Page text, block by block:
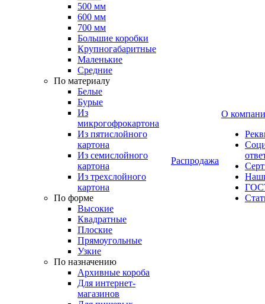
500 мм
600 мм
700 мм
Большие коробки
Крупногабаритные
Маленькие
Средние
По материалу
Белые
Бурые
Из
микрогофрокартона
Из пятислойного
картона
Из семислойного
картона
Из трехслойного
картона
По форме
Высокие
Квадратные
Плоские
Прямоугольные
Узкие
По назначению
Архивные короба
Для интернет-
магазинов
Распродажа
О